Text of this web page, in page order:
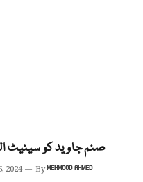
صنم جاوید کو سینیٹ
2024 ByMEHMOOD AHMED